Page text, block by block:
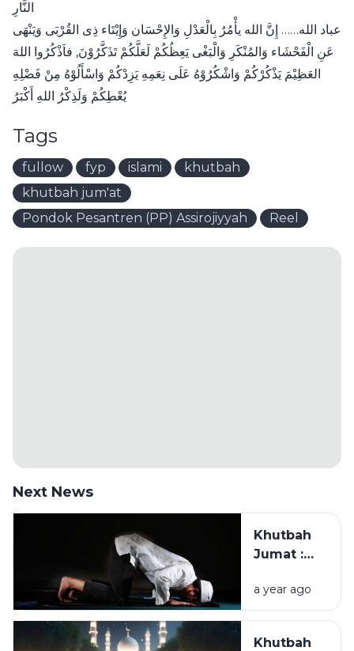
النَّارِ
عباد الله…… إِنَّ الله يأْمُرُ بِالْعَدْلِ وَالإِحْسَان وَإِيْتَاء ذِى القُرْبَى وَيَنْهَى
عَنِ الْفَحْشَاء وَالمُنْكَرِ وَالْبَغْى يَعِظُكُمْ لَعَلَّكُمْ تَذَكَّرُوْنَ, فاَذْكُرُوا اللهَ
العَظِيْمَ يَذْكُرْكُمْ وَاشْكُرُوْهُ عَلَى نِعَمِهِ يَزِدْكُمْ وَاسْأَلُوْهُ مِنْ فَضْلِهِ
يُعْطِكُمْ وَلَذِكْرُ اللهِ أَكْبَرُ
Tags
fullow fyp islami
khutbah
khutbah jum'at
Pondok Pesantren (PP) Assirojiyyah
Reel
Next News
Khutbah
Jumat :
Khatimah
a year ago
Khutbah